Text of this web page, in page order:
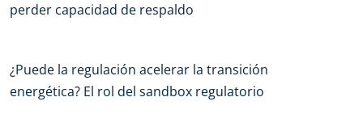
perder capacidad de respaldo
¿Puede la regulación acelerar la transición
energética? El rol del sandbox regulatorio